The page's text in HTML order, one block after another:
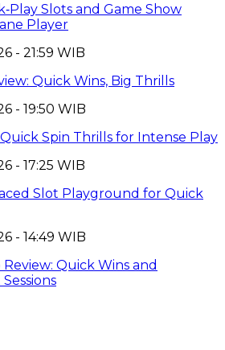
Slots and Game Show
Player
- 21:59 WIB
Quick Wins, Big Thrills
- 19:50 WIB
Quick Spin Thrills for Intense Play
- 17:25 WIB
Slot Playground for Quick
- 14:49 WIB
Quick Wins and